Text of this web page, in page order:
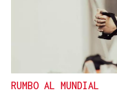
RUMBO AL MUNDIAL